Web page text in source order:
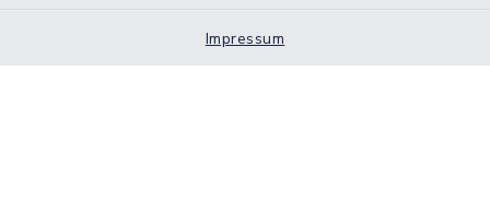
Impressum
Sitemap